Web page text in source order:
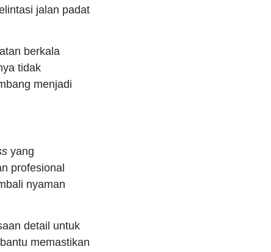
jalan padat
berkala
tidak
menjadi
yang
profesional
nyaman
detail untuk
memastikan